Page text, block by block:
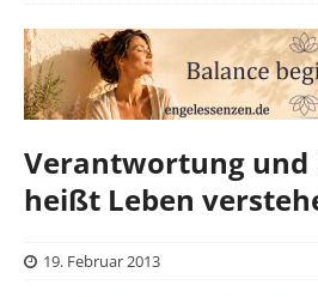
Verantwortung und
heißt Leben
19. Februar 2013